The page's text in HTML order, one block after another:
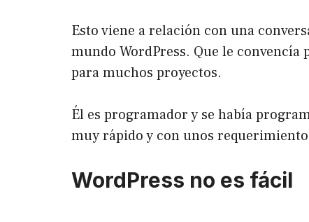
Esto viene a relación con una
mundo WordPress. Que le convencía
para muchos proyectos.
Él es programador y se había
muy rápido y con unos
WordPress no es fácil